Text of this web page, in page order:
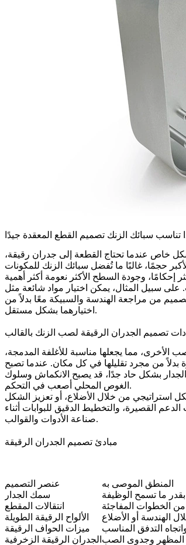
تناسب سبائك الزنك تصميم القطع المعقدة جيدًا
خاص عندما تحتاج القطعة إلى جدران رقيقة،
حجمًا، غالبًا ما تُفضل سبائك الزنك للمكونات
من مراجعة الهندسة والسبيكة معًا بدلاً من
اختيارهما بشكل مستقل.
تصميم الجدران الرقيقة لصب الزنك بالقالب
الأخرى، مما يجعلها مناسبة للأغلفة المدمجة،
بدلاً من مجرد تقليلها في كل مكان. عندما تصبح
بشكل حاد جدًا، قد يصبح الانكماش وسلوك
الغوص المحلي أصعب في التحكم.
استراتيجي من خلال الأضلاع، أو تعزيز الشكل
القصيرة، والتخطيط الدقيق للبوابات أثناء
صناعة الأدوات والقوالب.
مبادئ تصميم الجدران الرقيقة
عنصر التصميم المنطق الموصى به
سمك الجدار
ما تسمح الوظيفة
انتقالات المقطع
من الخطوات المفاجئة
الألواح الرقيقة الطويلة
الهندسة أو الأضلاع
ميزات الحواف الرقيقة
التدفق المناسب
الجدران الرقيقة الزخرفية المظهر وجدوى الصب